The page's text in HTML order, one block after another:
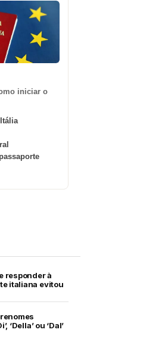
iniciar o
responder à
italiana evitou
‘Della’ ou ‘Dal’